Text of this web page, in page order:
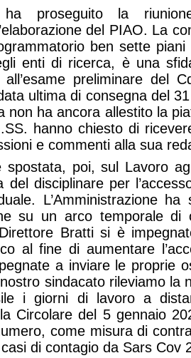
ha proseguito la
del PIAO. La
ben sette
enti di ricerca, è una
preliminare del
ultima di consegna del
non ha ancora allestito la
hanno chiesto di
e commenti alla sua
spostata, poi, sul Lavoro
del disciplinare per
L’Amministrazione
su un arco temporale di
Bratti si è
al fine di aumentare
a inviare le proprie
sindacato rileviamo la
i giorni di lavoro a
Circolare del 5 gennaio
come misura di
di contagio da Sars Cov